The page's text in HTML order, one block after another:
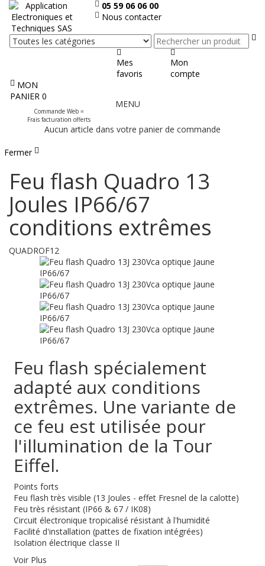
05 59 06 06 00
Nous contacter
Mes
favoris
Mon
compte
MON
PANIER 0
Commande Web =
Frais facturation offerts
le
MENU
Aucun article dans votre panier de commande
Fermer
Feu flash Quadro 13
Joules IP66/67
conditions extrêmes
QUADROF12
Feu flash spécialement
adapté aux conditions
extrêmes. Une variante de
ce feu est utilisée pour
l'illumination de la Tour
Eiffel.
Points forts
Feu flash très visible (13 Joules - effet Fresnel de la calotte)
Feu très résistant (IP66 & 67 / IK08)
Circuit électronique tropicalisé résistant à l'humidité
Facilité d'installation (pattes de fixation intégrées)
Isolation électrique classe II
Voir Plus